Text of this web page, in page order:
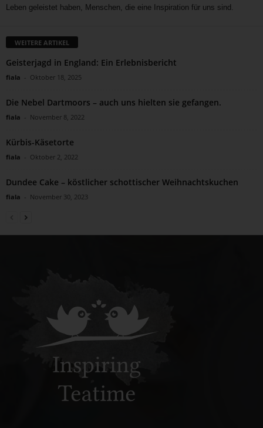
Leben geleistet haben, Menschen, die eine Inspiration für uns sind.
WEITERE ARTIKEL
Geisterjagd in England: Ein Erlebnisbericht
fiala - Oktober 18, 2025
Die Nebel Dartmoors – auch uns hielten sie gefangen.
fiala - November 8, 2022
Kürbis-Käsetorte
fiala - Oktober 2, 2022
Dundee Cake – köstlicher schottischer Weihnachtskuchen
fiala - November 30, 2023